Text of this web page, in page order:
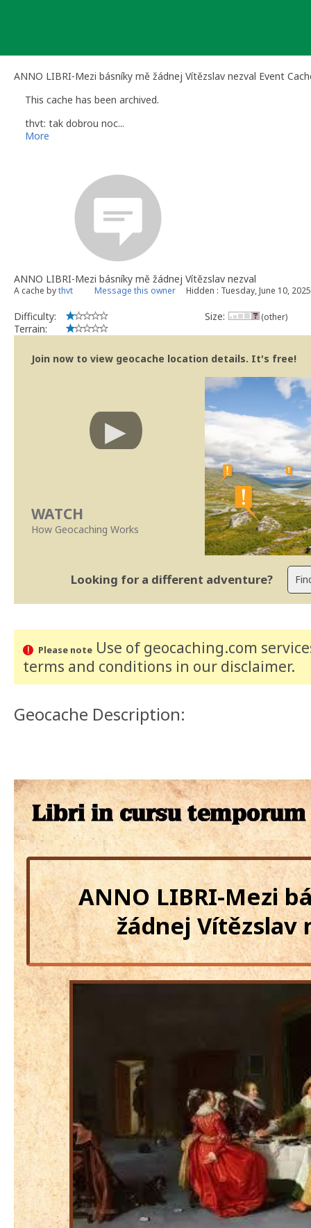
ANNO LIBRI-Mezi básníky mě žádnej Vítězslav nezval Event
This cache has been archived.
thvt: tak dobrou noc...
More
ANNO LIBRI-Mezi básníky mě žádnej Vítězslav nezval
A cache bythvt Message this owner Hidden : Tuesday, June 10, 2025
Difficulty:
Terrain:
Size: (other)
Join now to view geocache location details. It's free!
WATCH
How Geocaching Works
Looking for a different adventure?
Please noteUse of geocaching.com
terms and conditions in our disclaimer.
Geocache Description:
ANNO LIBRI-Mezi
žádnej Vítězslav